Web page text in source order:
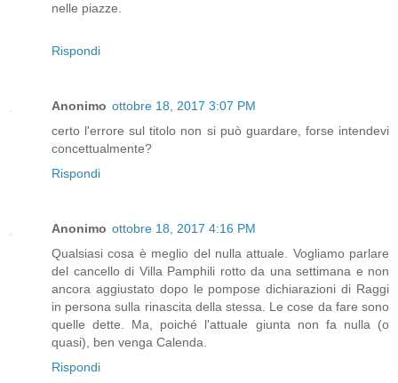
nelle piazze.
Rispondi
Anonimo ottobre 18, 2017 3:07 PM
certo l'errore sul titolo non si può guardare, forse intendevi
concettualmente?
Rispondi
Anonimo ottobre 18, 2017 4:16 PM
Qualsiasi cosa è meglio del nulla attuale. Vogliamo parlare
del cancello di Villa Pamphili rotto da una settimana e non
ancora aggiustato dopo le pompose dichiarazioni di Raggi
in persona sulla rinascita della stessa. Le cose da fare sono
quelle dette. Ma, poiché l'attuale giunta non fa nulla (o
quasi), ben venga Calenda.
Rispondi